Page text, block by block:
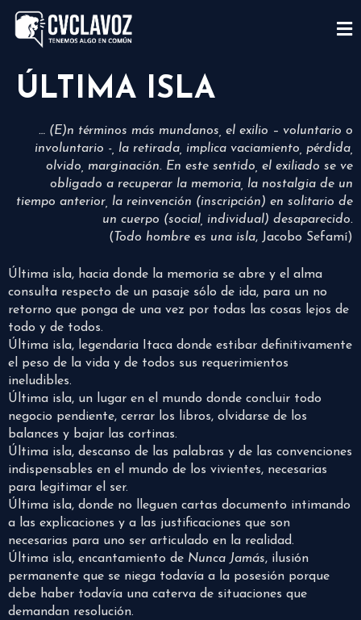
ÚLTIMA ISLA
… (E)n términos más mundanos, el exilio – voluntario o
involuntario -, la retirada, implica vaciamiento, pérdida,
olvido, marginación. En este sentido, el exiliado se ve
obligado a recuperar la memoria, la nostalgia de un
tiempo anterior, la reinvención (inscripción) en solitario de
un cuerpo (social, individual) desaparecido.
( Todo hombre es una isla, Jacobo Sefamí)
Última isla, hacia donde la memoria se abre y el alma
consulta respecto de un pasaje sólo de ida, para un no
retorno que ponga de una vez por todas las cosas lejos de
todo y de todos.
Última isla, legendaria Itaca donde estibar definitivamente
el peso de la vida y de todos sus requerimientos
ineludibles.
Última isla, un lugar en el mundo donde concluir todo
negocio pendiente, cerrar los libros, olvidarse de los
balances y bajar las cortinas.
Última isla, descanso de las palabras y de las convenciones
indispensables en el mundo de los vivientes, necesarias
para legitimar el ser.
Última isla, donde no lleguen cartas documento intimando
a las explicaciones y a las justificaciones que son
necesarias para uno ser articulado en la realidad.
Última isla, encantamiento de Nunca Jamás, ilusión
permanente que se niega todavía a la posesión porque
debe haber todavía una caterva de situaciones que
demandan resolución.